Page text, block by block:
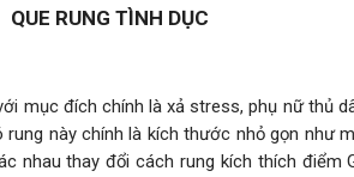
QUE RUNG TÌNH DỤC
mục đích chính là xả stress, phụ nữ thủ
này chính là kích thước nhỏ gọn như
nhau thay đổi cách rung kích thích